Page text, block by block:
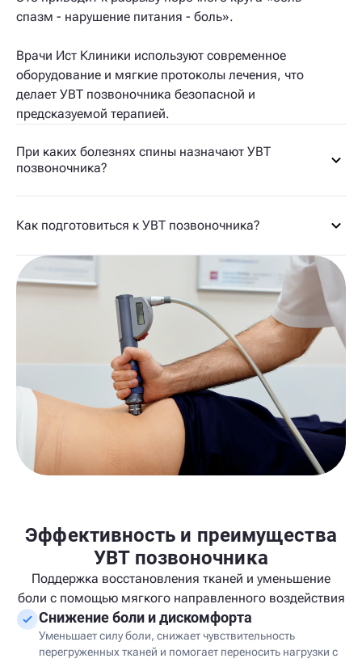
спазм - нарушение питания - боль».
Врачи Ист Клиники используют современное
оборудование и мягкие протоколы лечения, что
делает УВТ позвоночника безопасной и
предсказуемой терапией.
При каких болезнях спины назначают УВТ
позвоночника?
Как подготовиться к УВТ позвоночника?
Эффективность и преимущества
УВТ позвоночника
Поддержка восстановления тканей и уменьшение
боли с помощью мягкого направленного воздействия
Снижение боли и дискомфорта
Уменьшает силу боли, снижает чувствительность
перегруженных тканей и помогает переносить нагрузки с